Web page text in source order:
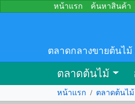
หน้าแรก ค้นหาสินค้า
ตลาดกลางขายต้นไ
ตลาดต้นไม้
หน้าแรก / ตลาดต้นไม้